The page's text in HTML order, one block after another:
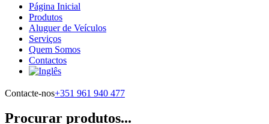
Página Inicial
Produtos
Aluguer de Veículos
Serviços
Quem Somos
Contactos
Contacte-nos+351 961 940 477
Procurar produtos...